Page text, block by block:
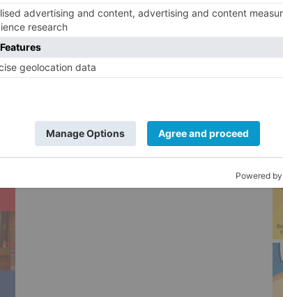
del suceso se han trasladado varias
y efectivos policiales que trabajan
y reanudar el tráfico.
a un varón de 56 años, en UVI móvil al